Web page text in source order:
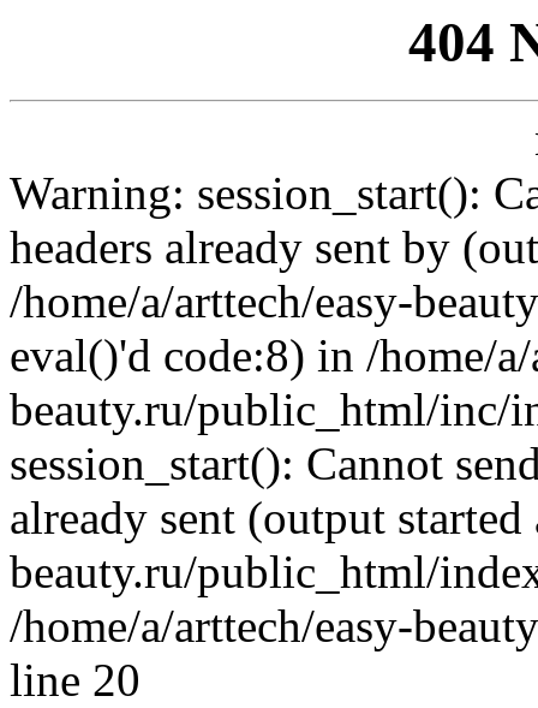
404
Warning: session_start():
headers already sent by
/home/a/arttech/easy-
eval()'d code:8) in /home/
beauty.ru/public_html/inc/
session_start(): Cannot
already sent (output
beauty.ru/public_html/
/home/a/arttech/easy-
line 20